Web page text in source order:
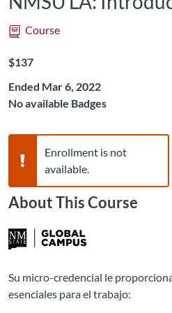
Course
Listing Price: $137
$137
Ended Mar 6, 2022
No available Badges
Warning,
Enrollment is not
available.
About This Course
Su micro-credencial le
esenciales para el trabajo: